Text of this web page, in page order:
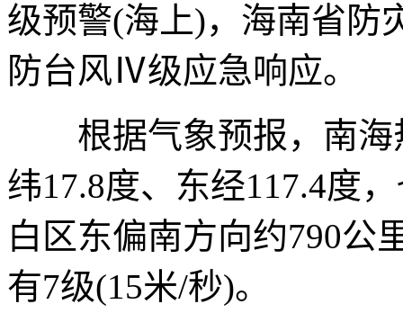
级预警(海上)，海南省防
防台风Ⅳ级应急响应。
根据气象预报，南海
纬17.8度、东经117.4度
白区东偏南方向约790公
有7级(15米/秒)。